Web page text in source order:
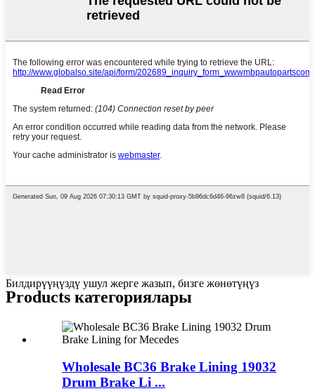
Билдирүүңүздү ушул жерге жазып, бизге жөнөтүңүз
Products категориялары
Wholesale BC36 Brake Lining 19032
Drum Brake Li ...